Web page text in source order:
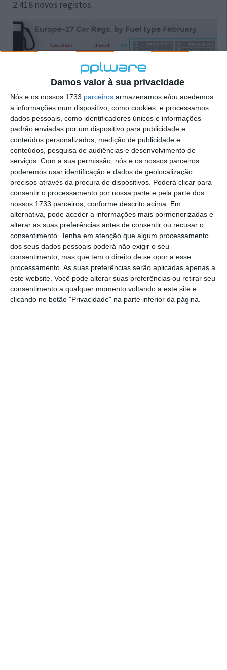
Damos valor à sua privacidade
Nós e os nossos 1733 parceiros armazenamos e/ou acedemos
a informações num dispositivo, como cookies, e processamos
dados pessoais, como identificadores únicos e informações
padrão enviadas por um dispositivo para publicidade e
conteúdos personalizados, medição de publicidade e
conteúdos, pesquisa de audiências e desenvolvimento de
serviços. Com a sua permissão, nós e os nossos parceiros
poderemos usar identificação e dados de geolocalização
precisos através da procura de dispositivos. Poderá clicar para
consentir o processamento por nossa parte e pela parte dos
nossos 1733 parceiros, conforme descrito acima. Em
alternativa, pode aceder a informações mais pormenorizadas e
alterar as suas preferências antes de consentir ou recusar o
consentimento. Tenha em atenção que algum processamento
dos seus dados pessoais poderá não exigir o seu
consentimento, mas que tem o direito de se opor a esse
processamento. As suas preferências serão aplicadas apenas a
este website. Você pode alterar suas preferências ou retirar seu
consentimento a qualquer momento voltando a este site e
clicando no botão "Privacidade" na parte inferior da página.
2.416 novos registos.
As vendas de fevereiro de 2020 na Europa
Os números de carros elétricos continuam a crescer
de forma elevada. Os seus registos saltaram das
75.400 unidades em fevereiro de 2019 para as
135.500 unidades no mês passado. O aumento de
mais de 80% ocorreu às custas dos carros a diesel e
gasolina.
Até agora, os veículos elétricos foram a maior
salvação para os fabricantes que operam na Europa.
Esta é uma boa notícia, pois os planos de
eletrificação do setor finalmente receberam uma
resposta positiva dos consumidores.